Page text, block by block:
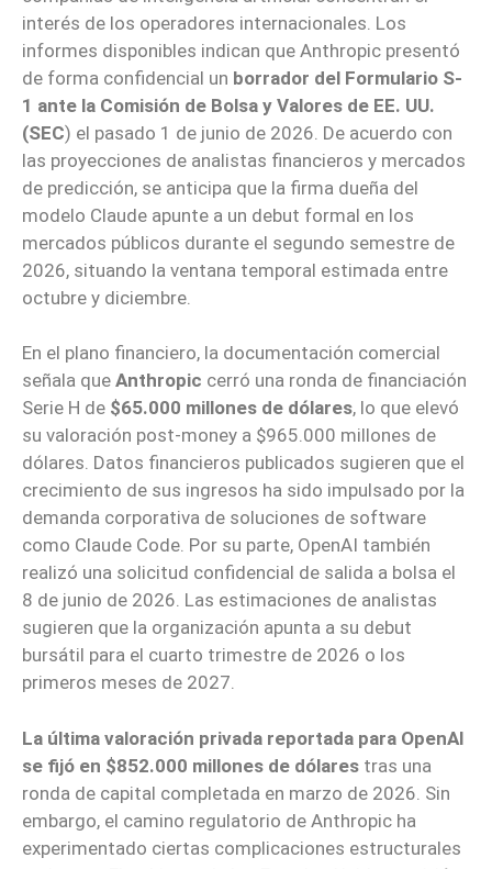
interés de los operadores internacionales. Los
informes disponibles indican que Anthropic presentó
de forma confidencial un borrador del Formulario S-
1 ante la Comisión de Bolsa y Valores de EE. UU.
(SEC) el pasado 1 de junio de 2026. De acuerdo con
las proyecciones de analistas financieros y mercados
de predicción, se anticipa que la firma dueña del
modelo Claude apunte a un debut formal en los
mercados públicos durante el segundo semestre de
2026, situando la ventana temporal estimada entre
octubre y diciembre.
En el plano financiero, la documentación comercial
señala que Anthropic cerró una ronda de financiación
Serie H de $65.000 millones de dólares, lo que elevó
su valoración post-money a $965.000 millones de
dólares. Datos financieros publicados sugieren que el
crecimiento de sus ingresos ha sido impulsado por la
demanda corporativa de soluciones de software
como Claude Code. Por su parte, OpenAI también
realizó una solicitud confidencial de salida a bolsa el
8 de junio de 2026. Las estimaciones de analistas
sugieren que la organización apunta a su debut
bursátil para el cuarto trimestre de 2026 o los
primeros meses de 2027.
La última valoración privada reportada para OpenAI
se fijó en $852.000 millones de dólares tras una
ronda de capital completada en marzo de 2026. Sin
embargo, el camino regulatorio de Anthropic ha
experimentado ciertas complicaciones estructurales